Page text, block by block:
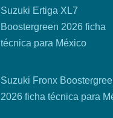
Suzuki Ertiga XL7
Boostergreen 2026 ficha
técnica para México
Suzuki Fronx
2026 ficha técnica para